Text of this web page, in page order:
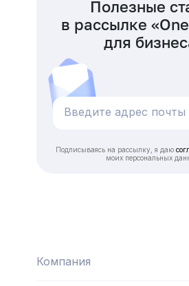
Полезные
в рассылке
для
Подписываясь на рассылку, я даю
моих персональных
Компания